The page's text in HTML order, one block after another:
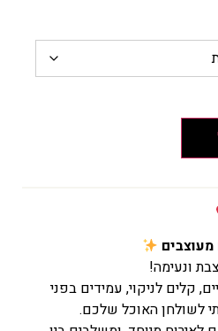
ונעימה!
קלים לניקוי, עמידים בפני
לשולחן האוכל שלכם.